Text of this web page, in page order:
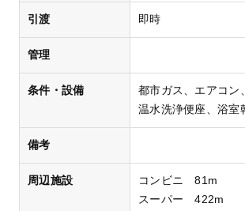
引渡 即時
管理
条件・設備 都市ガス
エアコン
温水洗浄便座
浴室
備考
周辺施設
コンビニ 81m
スーパー 422m